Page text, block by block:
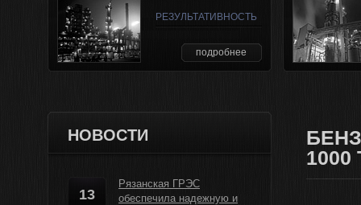
РЕЗУЛЬТАТИВНОСТЬ
подробнее
НОВОСТИ
13
Рязанская ГРЭС
обеспечила надежную и
1000